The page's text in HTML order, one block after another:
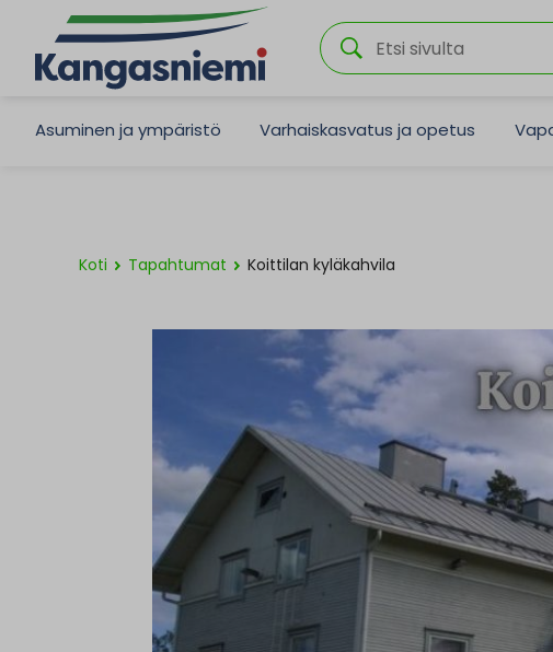
Asuminen ja ympäristö Varhaiskasvatus ja opetus
Koti Tapahtumat Koittilan kyläkahvila